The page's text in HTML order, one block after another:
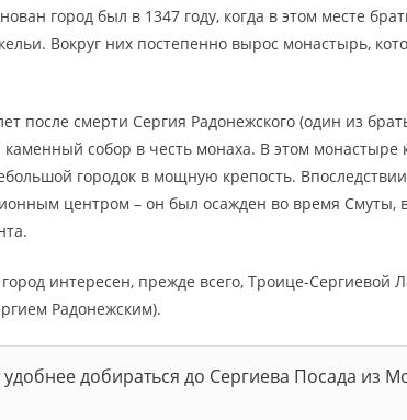
город был в 1347 году, когда в этом месте
Вокруг них постепенно вырос монастырь,
после смерти Сергия Радонежского (один из
собор в честь монаха. В этом монастыре
городок в мощную крепость.
центром – он был осажден во время Смуты,
интересен, прежде всего, Троице-Сергиевой
Радонежским).
добираться до Сергиева Посада из